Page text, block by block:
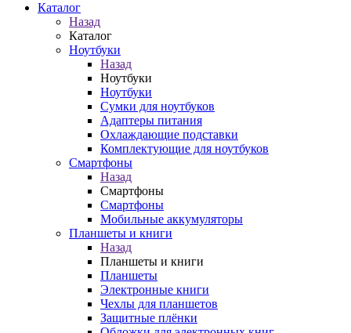
Каталог
Назад
Каталог
Ноутбуки
Назад
Ноутбуки
Ноутбуки
Сумки для ноутбуков
Адаптеры питания
Охлаждающие подставки
Комплектующие для ноутбуков
Смартфоны
Назад
Смартфоны
Смартфоны
Мобильные аккумуляторы
Планшеты и книги
Назад
Планшеты и книги
Планшеты
Электронные книги
Чехлы для планшетов
Защитные плёнки